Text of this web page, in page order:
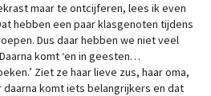
maar te ontcijferen, lees ik even
hebben een paar klasgenoten tijdens
Dus daar hebben we niet veel
komt ‘en in geesten…
Ziet ze haar lieve zus, haar oma,
daarna komt iets belangrijkers en dat